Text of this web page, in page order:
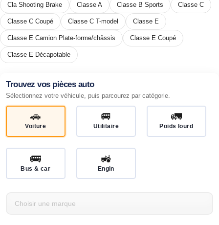
Cla Shooting Brake Classe A Classe B Sports Classe C
Classe C Coupé Classe C T-model Classe E
Classe E Camion Plate-forme/châssis Classe E Coupé
Classe E Décapotable
Trouvez vos pièces auto
Sélectionnez votre véhicule, puis parcourez par catégorie.
🚗
Voiture
🚐
Utilitaire
🚛
Poids lourd
🚌
Bus & car
🚜
Engin